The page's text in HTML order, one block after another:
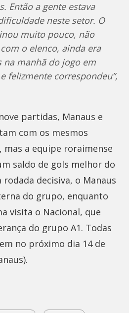
Então a gente estava
neste setor. O
muito pouco, não
o elenco, ainda era
na manhã do jogo em
felizmente correspondeu”,
partidas, Manaus e
com os mesmos
a equipe roraimense
saldo de gols melhor do
rodada decisiva, o Manaus
do grupo, enquanto
visita o Nacional, que
do grupo A1. Todas
no próximo dia 14 de